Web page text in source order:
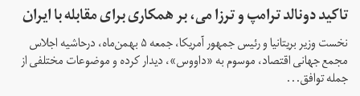
تاکید دونالد ترامپ و ترزا می، بر همکاری برای مقابله با ایران
نخست وزیر بریتانیا و رئیس جمهور آمریکا، جمعه ۵ بهمن‌ماه، درحاشیه اجلاس
مجمع جهانی اقتصاد، موسوم به «داووس»، دیدار کرده و موضوعات مختلفی از
جمله توافق...